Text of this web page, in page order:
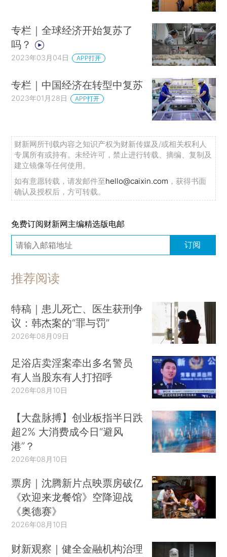
专栏｜全球经济开始复苏了
吗？
2023年03月04日 APP打开
专栏｜中国经济在转型中复苏
2023年01月28日 APP打开
财新网所刊载内容之知识产权为财新传媒及/或相关权利人
专属所有或持有。未经许可，禁止进行转载、摘编、复制及
建立镜像等任何使用。
如有意愿转载，请发邮件至hello@caixin.com ，获得书面
确认及授权后，方可转载。
免费订阅财新网主编精选版电邮
订阅
推荐阅读
特稿｜患儿死亡、医生获刑争
议：韩杰案的“罪与罚”
2026年08月09日
足浴店卖淫案牵出多名警员
有人当股东有人打招呼
2026年08月10日
【大盘脉搏】创业板指半日跌
超2% 大消费成今日“避风
港”？
2026年08月10日
票房｜沈腾新片点映票房破亿
《欢迎来龙餐馆》空降迎战
《奥德赛》
2026年08月10日
财新观察｜健全金融机构治理